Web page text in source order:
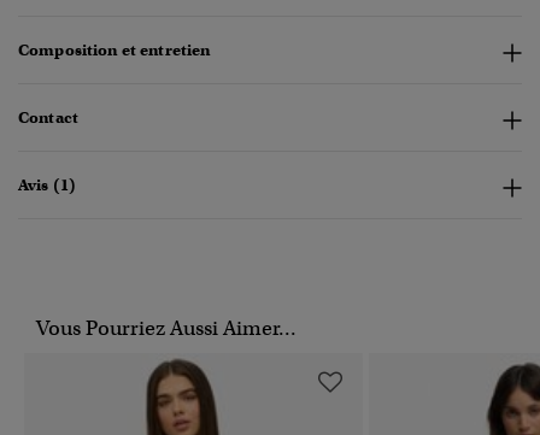
Composition et entretien
Contact
Avis (1)
Vous Pourriez Aussi Aimer...